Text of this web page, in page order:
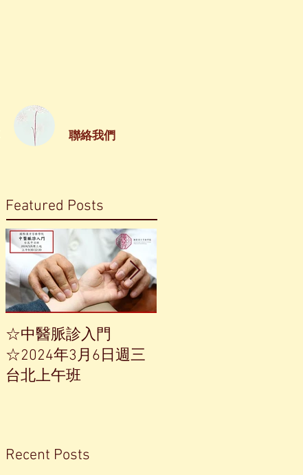
聯絡我們
Featured Posts
☆中醫脈診入門
☆2024年3月6日週三
台北上午班
Recent Posts